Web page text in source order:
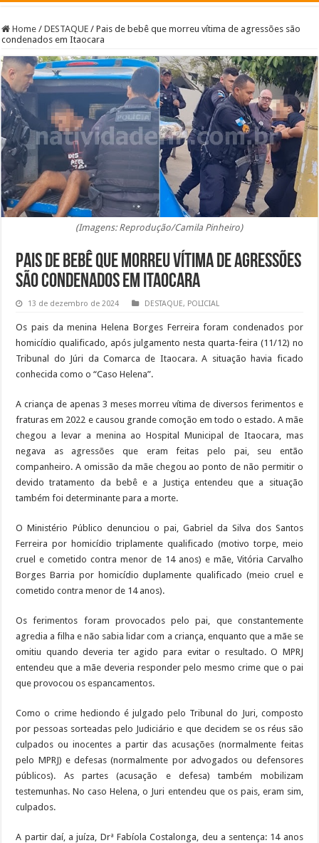
Home / DESTAQUE / Pais de bebê que morreu vítima de agressões são
condenados em Itaocara
(Imagens: Reprodução/Camila Pinheiro)
Pais de bebê que morreu vítima de agressões
são condenados em Itaocara
13 de dezembro de 2024 DESTAQUE, POLICIAL
Os pais da menina Helena Borges Ferreira foram condenados por
homicídio qualificado, após julgamento nesta quarta-feira (11/12) no
Tribunal do Júri da Comarca de Itaocara. A situação havia ficado
conhecida como o “Caso Helena”.
A criança de apenas 3 meses morreu vítima de diversos ferimentos e
fraturas em 2022 e causou grande comoção em todo o estado. A mãe
chegou a levar a menina ao Hospital Municipal de Itaocara, mas
negava as agressões que eram feitas pelo pai, seu então
companheiro. A omissão da mãe chegou ao ponto de não permitir o
devido tratamento da bebê e a Justiça entendeu que a situação
também foi determinante para a morte.
O Ministério Público denunciou o pai, Gabriel da Silva dos Santos
Ferreira por homicídio triplamente qualificado (motivo torpe, meio
cruel e cometido contra menor de 14 anos) e mãe, Vitória Carvalho
Borges Barria por homicídio duplamente qualificado (meio cruel e
cometido contra menor de 14 anos).
Os ferimentos foram provocados pelo pai, que constantemente
agredia a filha e não sabia lidar com a criança, enquanto que a mãe se
omitiu quando deveria ter agido para evitar o resultado. O MPRJ
entendeu que a mãe deveria responder pelo mesmo crime que o pai
que provocou os espancamentos.
Como o crime hediondo é julgado pelo Tribunal do Juri, composto
por pessoas sorteadas pelo Judiciário e que decidem se os réus são
culpados ou inocentes a partir das acusações (normalmente feitas
pelo MPRJ) e defesas (normalmente por advogados ou defensores
públicos). As partes (acusação e defesa) também mobilizam
testemunhas. No caso Helena, o Juri entendeu que os pais, eram sim,
culpados.
A partir daí, a juíza, Drª Fabíola Costalonga, deu a sentença: 14 anos